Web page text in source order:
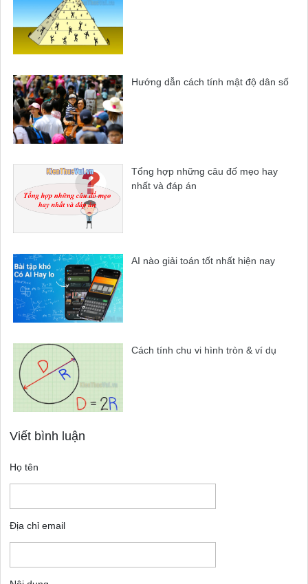
Hướng dẫn cách tính mật độ dân số
Tổng hợp những câu đố mẹo hay
nhất và đáp án
AI nào giải toán tốt nhất hiện nay
Cách tính chu vi hình tròn & ví dụ
Viết bình luận
Họ tên
Địa chỉ email